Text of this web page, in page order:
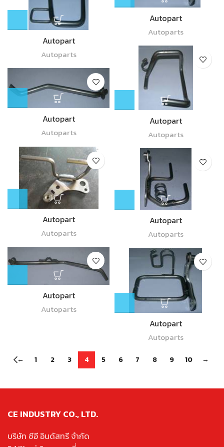
Autopart
Autoparts
Autopart
Autoparts
Autopart
Autoparts
Autopart
Autoparts
Autopart
Autoparts
Autopart
Autoparts
Autopart
Autoparts
Autopart
Autoparts
← 1 2 3 4 5 6 7 8 9 10 →
CE INDUSTRY CO., LTD.
บริษัท ซีอี อินดัสทรี จำกัด